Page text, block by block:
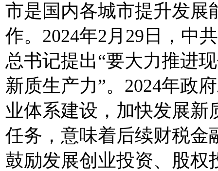
市是国内各城市提升发展
作。2024年2月29日，中
总书记提出“要大力推进
新质生产力”。2024年政
业体系建设，加快发展新
任务，意味着后续财税金
鼓励发展创业投资、股权